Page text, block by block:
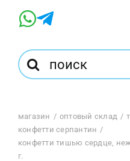
Результат
поиска:
Магазин
магазин оптовый склад
конфетти серпантин
конфетти тишью сердце,
г.